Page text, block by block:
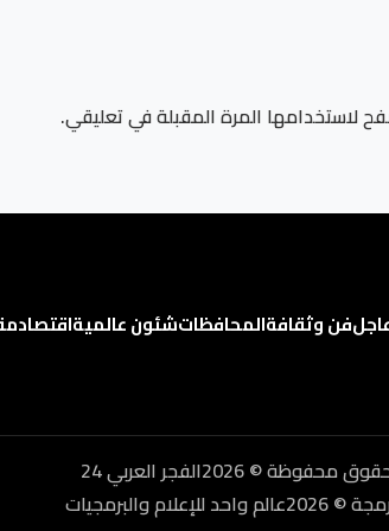
لاستخدامها المرة المقبلة في تعليقي.
فن وثقافةالمحافظاتشئون عالميةاقتصاد
© 2026الفجر العربي 24
والبرمجيات